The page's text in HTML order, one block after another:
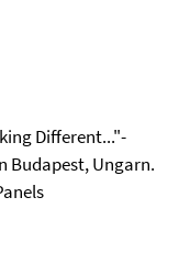
Different..."-
Budapest, Ungarn.